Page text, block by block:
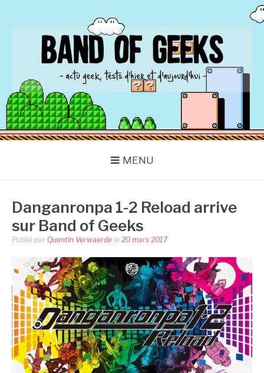
BAND OF GEEKS
Actu Geek d'hier et d'aujourd'hui
MENU
Danganronpa 1-2 Reload arrive
sur Band of Geeks
Publié par Quentin Verwaerde le 20 mars 2017